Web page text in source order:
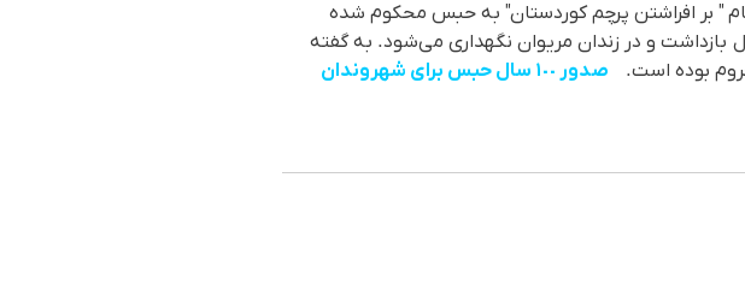
" بر افراشتن پرچم کوردستان" بە حبس محکوم شدە
بازداشت و در زندان مریوان نگهداری می‌شود. بە گفتە
صدور ١٠٠ سال حبس برای شهروندان